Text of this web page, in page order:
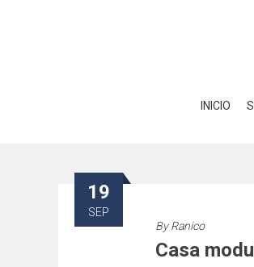
INICIO
19
SEP
ByRanico
Casa
Puedes